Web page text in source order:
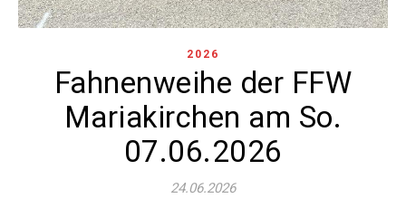
2026
Fahnenweihe der FFW
Mariakirchen am So.
07.06.2026
24.06.2026